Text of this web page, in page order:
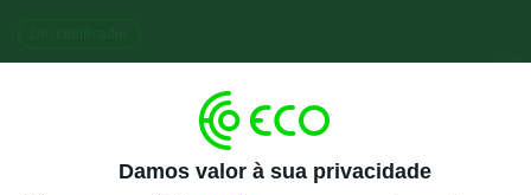
Damos valor à sua privacidade
e respostas sobre reembolsos,
indemnizações e sobretaxas